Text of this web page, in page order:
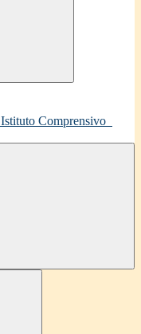
Istituto Comprensivo